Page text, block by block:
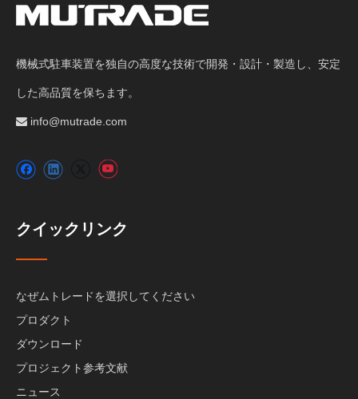
機械式駐車装置を独自の高度な技術で開発・設計・製造し、安定
した高品質を保ちます。
 info@mutrade.com
クイックリンク
なぜムトレードを選択してください
プロダクト
ダウンロード
プロジェクト参考文献
ニュース